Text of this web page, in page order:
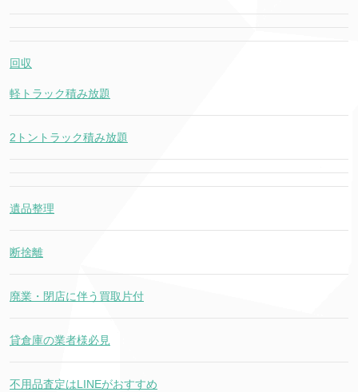
回収
軽トラック積み放題
2トントラック積み放題
遺品整理
断捨離
廃業・閉店に伴う買取片付
貸倉庫の業者様必見
不用品査定はLINEがおすすめ